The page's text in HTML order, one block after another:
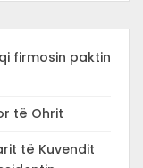
firmosin paktin
të Ohrit
të Kuvendit